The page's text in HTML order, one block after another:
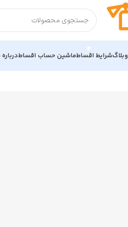
وبلاگشرایط اقساطماشین حساب اقساطدرباره